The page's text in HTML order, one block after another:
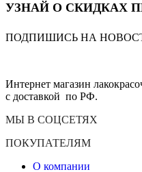
УЗНАЙ О СКИДКАХ
ПОДПИШИСЬ НА
Интернет магазин
с доставкой по РФ.
МЫ В СОЦСЕТЯХ
ПОКУПАТЕЛЯМ
О компании